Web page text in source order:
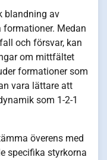
blandning av
Medan
och försvar, kan
om mittfältet
formationer som
vara lättare att
som 1-2-1
överens med
specifika styrkorna